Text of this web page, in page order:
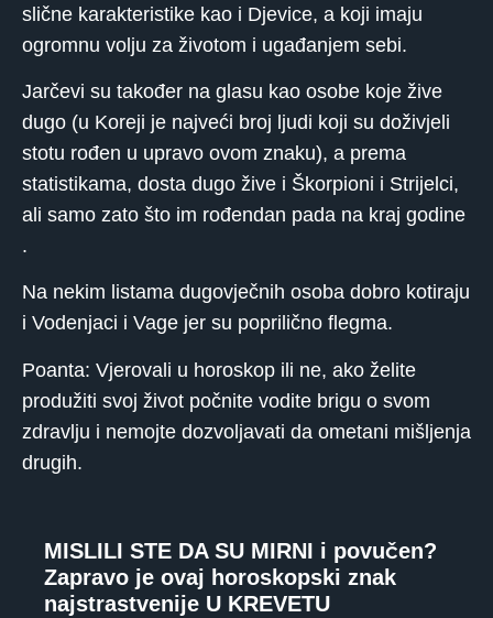
slične karakteristike kao i Djevice, a koji imaju
ogromnu volju za životom i ugađanjem sebi.
Jarčevi su također na glasu kao osobe koje žive
dugo (u Koreji je najveći broj ljudi koji su doživjeli
stotu rođen u upravo ovom znaku), a prema
statistikama, dosta dugo žive i Škorpioni i Strijelci,
ali samo zato što im rođendan pada na kraj godine
.
Na nekim listama dugovječnih osoba dobro kotiraju
i Vodenjaci i Vage jer su poprilično flegma.
Poanta: Vjerovali u horoskop ili ne, ako želite
produžiti svoj život počnite vodite brigu o svom
zdravlju i nemojte dozvoljavati da ometani mišljenja
drugih.
MISLILI STE DA SU MIRNI i povučen?
Zapravo je ovaj horoskopski znak
najstrastvenije U KREVETU